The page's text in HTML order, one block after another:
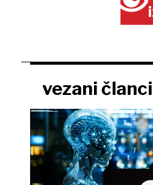
vezani članci